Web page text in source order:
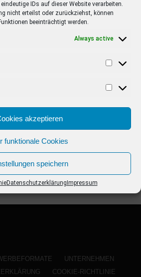
IDs auf dieser Website verarbeiten.
nicht erteilst oder zurückziehst, können
beeinträchtigt werden.
Always active
akzeptieren
funktionale Cookies
speichern
Datenschutzerklärung Impressum
4 years ago
Schöneberger Moderatorin
Sie Spaß?”
UNTERNEHMEN
COOKIE-RICHTLINIE